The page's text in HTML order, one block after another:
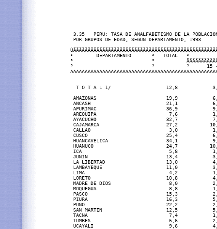
3.35   PERU: TASA DE ANALFABETISMO DE LA
POR GRUPOS DE EDAD, SEGUN DEPARTAMENTO, 1993
³        DEPARTAMENTO       ³   TOTAL
³                           ³
³                           ³           ³      15 - 19
T O T A L 1/                   12,8
AMAZONAS                        19,9
ANCASH                          21,1
APURIMAC                        36,9
AREQUIPA                         7,6
AYACUCHO                        32,7
CAJAMARCA                       27,2
CALLAO                           3,0
CUSCO                           25,4
HUANCAVELICA                    34,1
HUANUCO                         24,7
ICA                              5,8
JUNIN                           13,4
LA LIBERTAD                     13,0
LAMBAYEQUE                      11,0
LIMA                             4,2
LORETO                          10,8
MADRE DE DIOS                    8,0
MOQUEGUA                         8,8
PASCO                           15,3
PIURA                           16,3
PUNO                            22,2
SAN MARTIN                      12,5
TACNA                            7,4
TUMBES                           6,6
UCAYALI                          9,6